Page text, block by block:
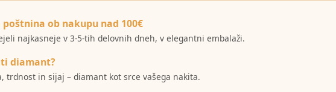
ob nakupu nad 100€
najkasneje v 3-5-tih delovnih dneh, v elegantni embalaži.
diamant?
trdnost in sijaj – diamant kot srce vašega nakita.